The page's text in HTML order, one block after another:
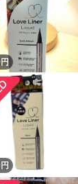
円
円